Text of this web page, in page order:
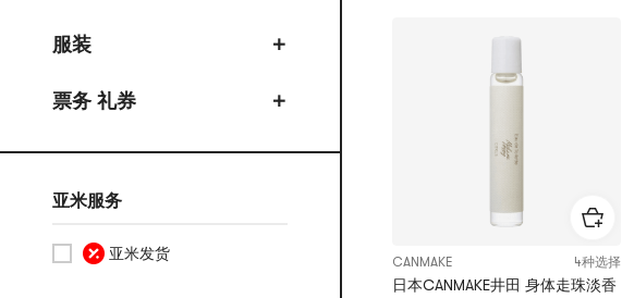
服装
票务 礼券
亚米服务
亚米发货 CANMAKE 4种选择
日本CANMAKE井田 身体走珠淡香